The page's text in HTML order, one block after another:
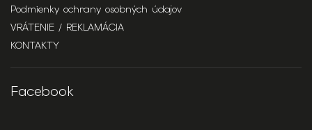
Podmienky ochrany osobných údajov
VRÁTENIE / REKLAMÁCIA
KONTAKTY
Facebook